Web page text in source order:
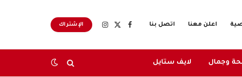
اعلن معنا اتصل بنا
فيسبوك
X
الانستغرام
الإشتراك
وجمال لايف ستايل